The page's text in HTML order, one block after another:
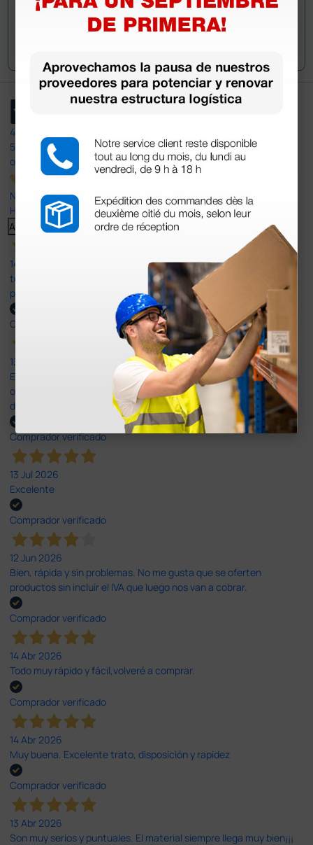
4,4
597
opiniones
Nuestras reseñas de 4 y 5 estrellas.
Haga clic aquí para leerlos todos >
Anterior Siguiente
14 Jul 2026
todo correcto. podria señalar que un poco caro los portes y el
plazo de entrega se alarga.
Comprador verificado
13 Jul 2026
Es fácil hacer el pedido. El producto, bastante mas barato que en
otras plataformas de material médico. Pero el envío cuesta más
del doble que en cualquier otra empresa dentro de España.
Comprador verificado
13 Jul 2026
Excelente
Comprador verificado
12 Jun 2026
Bien, rápida y sin problemas. No me gusta que se oferten
productos sin incluir el IVA que luego nos van a cobrar.
Comprador verificado
14 Abr 2026
Todo muy rápido y fácil,volveré a comprar.
Comprador verificado
14 Abr 2026
Muy buena. Excelente trato, disposición y rapidez
Comprador verificado
13 Abr 2026
Son muy serios y puntuales. El material siempre llega muy bien¡¡¡